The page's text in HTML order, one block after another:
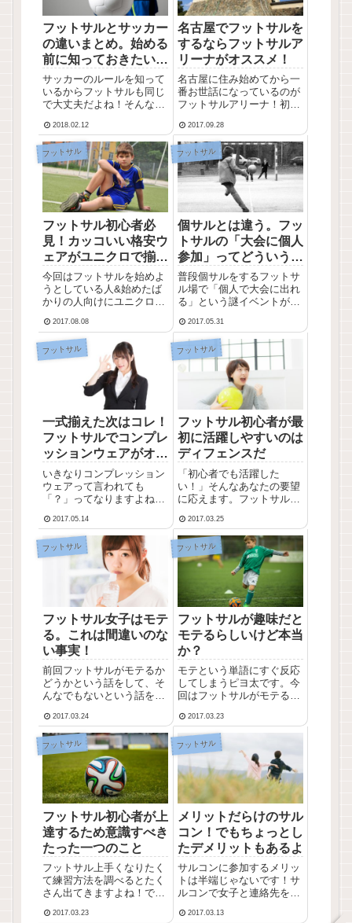
フットサルとサッカー
の違いまとめ。始める
前に知っておきたいル
ール集
サッカーのルールを知って
いるからフットサルも同じ
で大丈夫だよね！そんな風
てみたら結構反則を取られ
て驚くのは誰もが通る道。
そうならないためにこれか
ら始める人はしっかりルー
ルを知っておきましょう！
2018.02.12
名古屋でフットサルを
するならフットサルア
リーナがオススメ！
名古屋に住み始めてから一
番お世話になっているのが
フットサルアリーナ！初心
ットサルを楽しむことがで
きます。まだ行ったことな
い人向けに紹介していきた
いと思います。
2017.09.28
フットサル
フットサル初心者必
見！カッコいい格安ウ
ェアがユニクロで揃
う？
今回はフットサルを始めよ
うとしている人&始めたば
かりの人向けにユニクロで
を紹介します。実際に僕も
利用しているけど申し分な
い見た目と機能性の高さで
すよ！
2017.08.08
フットサル
個サルとは違う。フッ
トサルの「大会に個人
参加」ってどういうこ
と？
普段個サルをするフットサ
ル場で「個人で大会に出れ
る」という謎イベントがあ
つい申し込んでしまいまし
たが、結構な地雷だったの
で解説していきたいと思い
ます！
2017.05.31
フットサル
一式揃えた次はコレ！
フットサルでコンプレ
ッションウェアがオス
スメ
いきなりコンプレッション
ウェアって言われても
「？」ってなりますよね。
た。でもフットサルで使う
と便利すぎて今では手放せ
ない程です。今回はそんな
オススメアイテムを紹介し
2017.05.14
フットサル
フットサル初心者が最
初に活躍しやすいのは
ディフェンスだ
「初心者でも活躍した
い！」そんなあなたの要望
に応えます。フットサル初
ントはディフェンスです。
味方の点に絡むだけが活躍
ではないんです！一見地味
なディフェンスですが、あ
なたが輝ける最高のステー
ジになります。
2017.03.25
フットサル
フットサル女子はモテ
る。これは間違いのな
い事実！
前回フットサルがモテるか
どうかという話をして、そ
んなでもないという話をし
の話。今回は女子がフット
サルするとモテるとどうか
という話です。タイトルで
出オチ感ありますが是非見
てください。
2017.03.24
フットサル
フットサルが趣味だと
モテるらしいけど本当
か？
モテという単語にすぐ反応
してしまうピヨ太です。今
回はフットサルがモテると
れについて考えてみまし
た。これを読めばモテモテ
になれるかもしれません。
男子も女子もモテたい人必
見です！
2017.03.23
フットサル
フットサル初心者が上
達するため意識すべき
たった一つのこと
フットサル上手くなりたく
て練習方法を調べるとたく
さん出てきますよね！でも
いで何からしたらいいんだ
2017.03.23
フットサル
メリットだらけのサル
コン！でもちょっとし
たデメリットもあるよ
サルコンに参加するメリッ
トは半端じゃないです！サ
ルコンで女子と連絡先を交
おとなしい性格なのに共通
2017.03.13